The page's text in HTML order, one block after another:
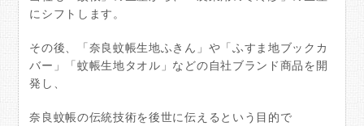
にシフトします。
その後、「奈良蚊帳生地ふきん」や「ふすま地ブックカ
バー」「蚊帳生地タオル」などの自社ブランド商品を開
発し、
奈良蚊帳の伝統技術を後世に伝えるという目的で